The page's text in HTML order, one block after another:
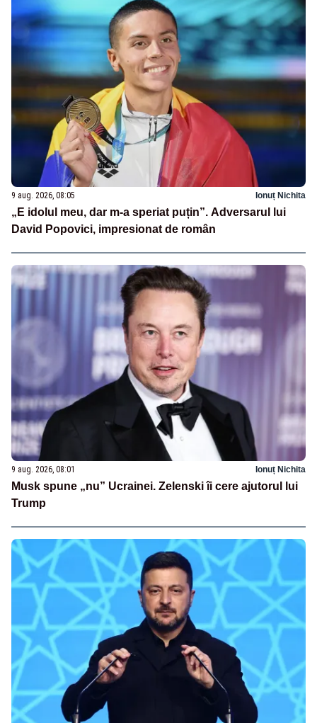
9 aug. 2026, 08:05 Ionuț Nichita
„E idolul meu, dar m-a speriat puțin”. Adversarul lui
David Popovici, impresionat de român
9 aug. 2026, 08:01 Ionuț Nichita
Musk spune „nu” Ucrainei. Zelenski îi cere ajutorul lui
Trump